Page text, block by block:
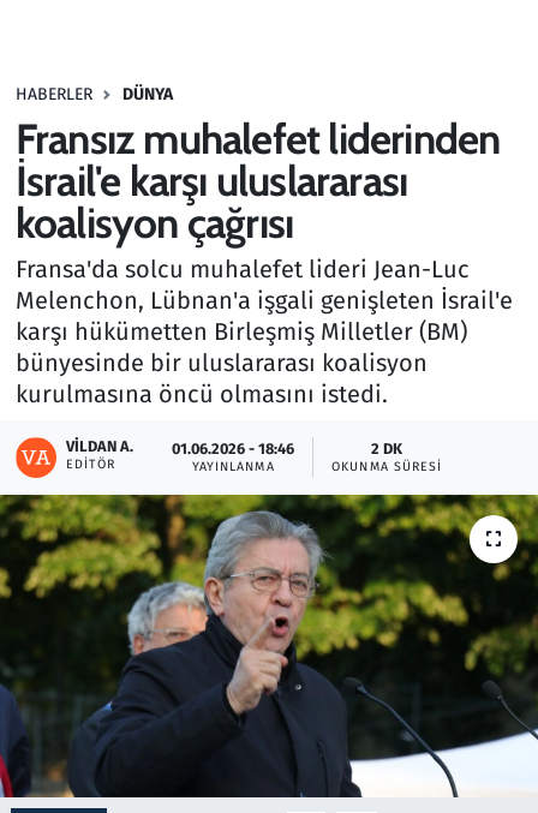
HABERLER DÜNYA
Fransız muhalefet liderinden
İsrail'e karşı uluslararası
koalisyon çağrısı
Fransa'da solcu muhalefet lideri Jean-Luc
Melenchon, Lübnan'a işgali genişleten İsrail'e
karşı hükümetten Birleşmiş Milletler (BM)
bünyesinde bir uluslararası koalisyon
kurulmasına öncü olmasını istedi.
VILDAN A.
EDITÖR
01.06.2026 - 18:46
YAYINLANMA
2 DK
OKUNMA SÜRESI
Haber
Kültür Sanat
Kurumsal Haberler
Lezzet Durağı
Memur ve Kamu
Otomobil
Oyun
Ramazan
Resmi İlanlar
Rüya Tabirleri
Sağlık
Savunma Sanayi